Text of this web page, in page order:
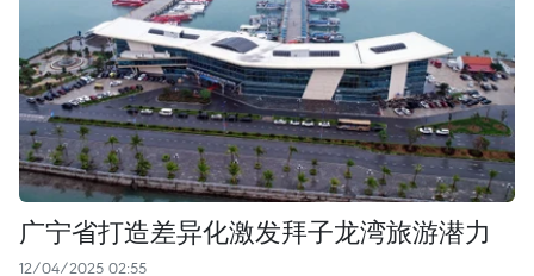
广宁省打造差异化激发拜子龙湾旅游潜力
12/04/2025 02:55